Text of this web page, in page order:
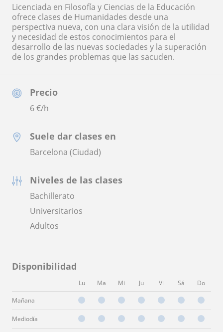
Precio
6€/h
Suele dar clases en
Barcelona (Ciudad)
Niveles de las clases
Bachillerato
Universitarios
Adultos
Disponibilidad
Lu Ma Mi Ju Vi Sá Do
Mañana
Mediodía
Licenciada en Filosofía y Ciencias de la Educación
ofrece clases de Humanidades desde una
perspectiva nueva, con una clara visión de la utilidad
y necesidad de estos conocimientos para el
desarrollo de las nuevas sociedades y la superación
de los grandes problemas que las sacuden.